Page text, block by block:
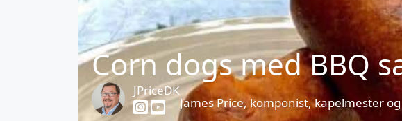
Corn dogs med BBQ
JPriceDK
James Price, komponist, kapelmester